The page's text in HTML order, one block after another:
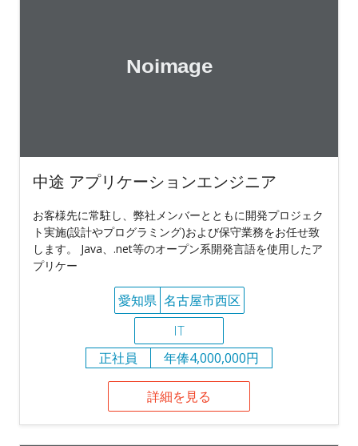
中途 アプリケーションエンジニア
お客様先に常駐し、弊社メンバーとともに開発プロジェク
ト実施(設計やプログラミング)および保守業務をお任せ致
します。 Java、.net等のオープン系開発言語を使用したア
プリケー
愛知県 名古屋市西区
IT
正社員
年俸4,000,000円
詳細を見る